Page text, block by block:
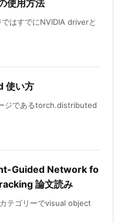
使用方法
はすでにNVIDIA driverと
使い方
ジであるtorch.distributed
Guided Network fo
論文読み
テゴリーでvisual object